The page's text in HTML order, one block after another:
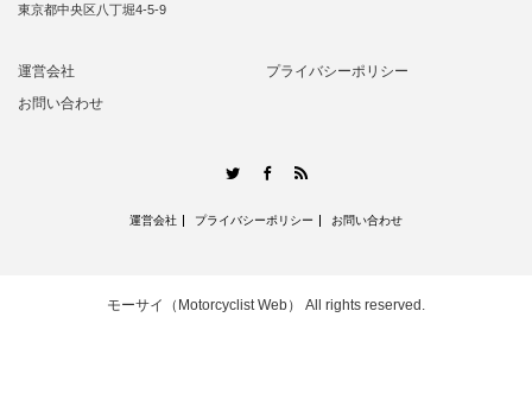
東京都中央区八丁堀4-5-9
運営会社
プライバシーポリシー
お問い合わせ
TwitterFacebook
運営会社 プライバシーポリシー お問い合わせ
モーサイ（Motorcyclist Web） All rights reserved.